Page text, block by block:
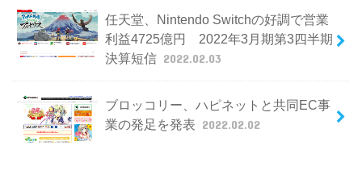
任天堂、Nintendo Switchの好調で営業
利益4725億円 2022年3月期第3四半期
決算短信 2022.02.03
ブロッコリー、ハピネットと共同EC事
業の発足を発表 2022.02.02